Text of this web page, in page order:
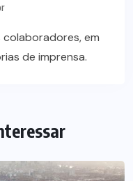
em
de imprensa.